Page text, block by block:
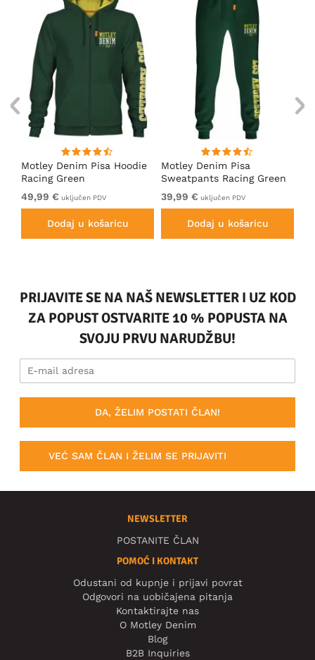
Motley Denim Pisa Hoodie
Racing Green
49,99 € uključen PDV
Dodaj u košaricu
Motley Denim Pisa
Sweatpants Racing Green
39,99 € uključen PDV
Dodaj u košaricu
PRIJAVITE SE NA NAŠ NEWSLETTER I UZ KOD
ZA POPUST OSTVARITE 10 % POPUSTA NA
SVOJU PRVU NARUDŽBU!
DA, ŽELIM POSTATI ČLAN!
VEĆ SAM ČLAN I ŽELIM SE PRIJAVITI
NEWSLETTER
POSTANITE ČLAN
POMOĆ I KONTAKT
Odustani od kupnje i prijavi povrat
Odgovori na uobičajena pitanja
Kontaktirajte nas
O Motley Denim
Blog
B2B Inquiries